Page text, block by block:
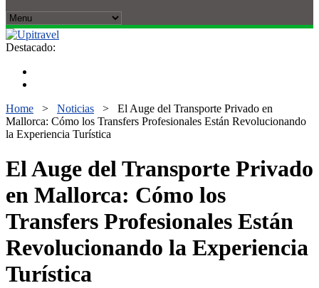
Destacado:
Home > Noticias > El Auge del Transporte Privado en
Mallorca: Cómo los Transfers Profesionales Están Revolucionando
la Experiencia Turística
El Auge del Transporte Privado
en Mallorca: Cómo los
Transfers Profesionales Están
Revolucionando la Experiencia
Turística